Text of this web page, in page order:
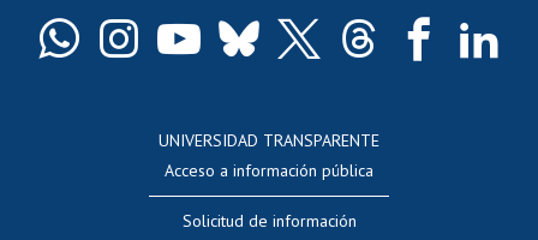
Docentes
Evaluación docente
UNIVERSIDAD TRANSPARENTE
Acceso a información pública
Solicitud de información